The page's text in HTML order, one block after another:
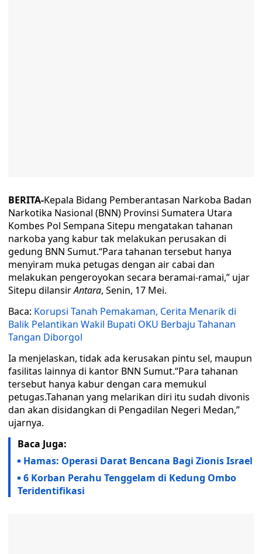
BERITA-Kepala Bidang Pemberantasan Narkoba Badan
Narkotika Nasional (BNN) Provinsi Sumatera Utara
Kombes Pol Sempana Sitepu mengatakan tahanan
narkoba yang kabur tak melakukan perusakan di
gedung BNN Sumut.“Para tahanan tersebut hanya
menyiram muka petugas dengan air cabai dan
melakukan pengeroyokan secara beramai-ramai,” ujar
Sitepu dilansirAntara, Senin, 17 Mei.
Baca: Korupsi Tanah Pemakaman, Cerita Menarik di
Balik Pelantikan Wakil Bupati OKU Berbaju Tahanan
Tangan Diborgol
Ia menjelaskan, tidak ada kerusakan pintu sel, maupun
fasilitas lainnya di kantor BNN Sumut.“Para tahanan
tersebut hanya kabur dengan cara memukul
petugas.Tahanan yang melarikan diri itu sudah divonis
dan akan disidangkan di Pengadilan Negeri Medan,”
ujarnya.
Baca Juga:
Hamas: Operasi Darat Bencana Bagi Zionis Israel
6 Korban Perahu Tenggelam di Kedung Ombo
Teridentifikasi